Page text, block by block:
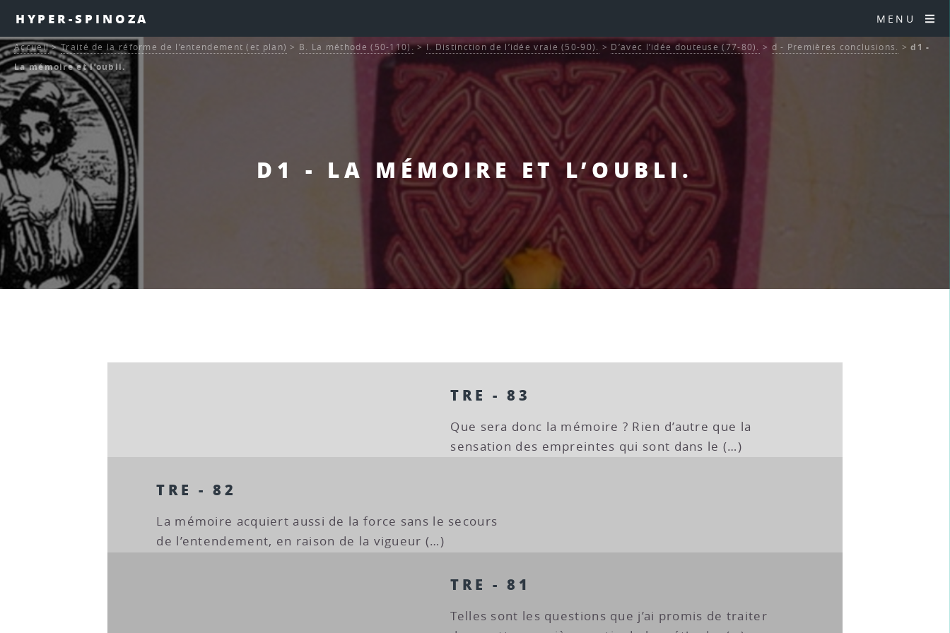
HYPER-SPINOZA MENU
D1 - LA MÉMOIRE ET L’OUBLI.
Accueil>Traité de la réforme de l’entendement (et plan) > B. La méthode (50-110).>I. Distinction de l’idée vraie (50-90). > D’avec l’idée douteuse (77-80). > d - Premières conclusions. >d1 -
La mémoire et l’oubli.
TRE - 83
Que sera donc la mémoire ? Rien d’autre que la
sensation des empreintes qui sont dans le (…)
TRE - 82
La mémoire acquiert aussi de la force sans le secours
de l’entendement, en raison de la vigueur (…)
TRE - 81
Telles sont les questions que j’ai promis de traiter